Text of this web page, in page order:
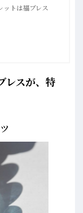
ットは福ブレス
レスが、特